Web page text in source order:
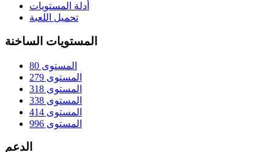
أدلة المستويات
تحميل اللعبة
المستويات الساخنة
المستوى 80
المستوى 279
المستوى 318
المستوى 338
المستوى 414
المستوى 996
الدعم